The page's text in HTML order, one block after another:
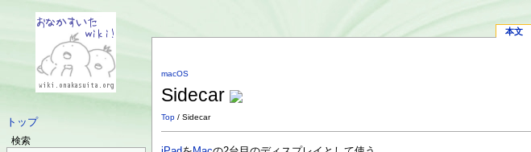
トップ
検索
本文
macOS
Sidecar
Top / Sidecar